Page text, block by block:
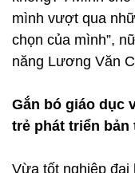
mình vượt qua
chọn của mình”,
năng Lương Văn
Gắn bó giáo dục
trẻ phát triển bản
Vừa tốt nghiệp